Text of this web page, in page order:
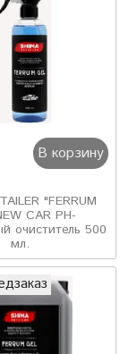
В корзину
"FERRUM
CAR PH-
очиститель 500
мл.